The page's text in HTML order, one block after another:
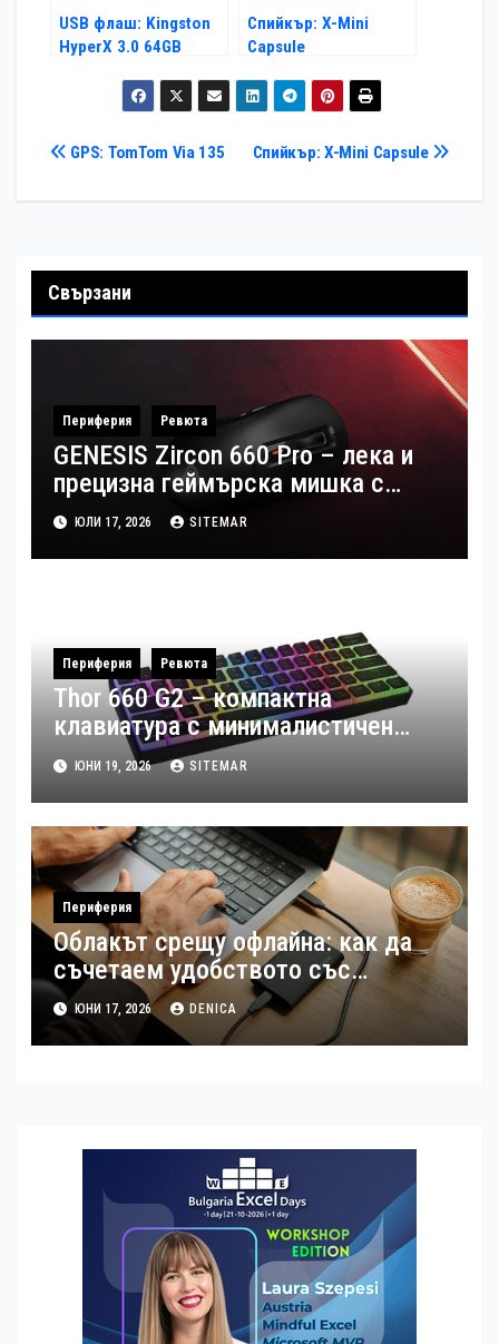
USB флаш: Kingston
HyperX 3.0 64GB
Спийкър: X-Mini
Capsule
Навигация Спийкър: X-Mini Capsule
GPS: TomTom Via 135
Свързани
Периферия Ревюта
GENESIS Zircon 660 Pro – лека и
прецизна геймърска мишка с
професионални възможности
(Ревю)
ЮЛИ 17, 2026 SITEMAR
Периферия Ревюта
Thor 660 G2 – компактна
клавиатура с минималистичен
дизайн и 26 RGB режима (Ревю)
ЮНИ 19, 2026 SITEMAR
Периферия
Облакът срещу офлайна: как да
съчетаем удобството със
сигурността
ЮНИ 17, 2026 DENICA